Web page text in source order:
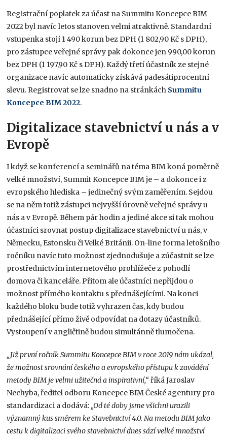
Registrační poplatek za účast na Summitu Koncepce BIM
2022 byl navíc letos stanoven velmi atraktivně. Standardní
vstupenka stojí 1 490 korun bez DPH (1 802,90 Kč s DPH),
pro zástupce veřejné správy pak dokonce jen 990,00 korun
bez DPH (1 197,90 Kč s DPH). Každý třetí účastník ze stejné
organizace navíc automaticky získává padesátiprocentní
slevu. Registrovat se lze snadno na stránkách Summitu
Koncepce BIM 2022.
Digitalizace stavebnictví u nás a v
Evropě
I když se konferencí a seminářů na téma BIM koná poměrně
velké množství, Summit Koncepce BIM je – a dokonce i z
evropského hlediska – jedinečný svým zaměřením. Sejdou
se na něm totiž zástupci nejvyšší úrovně veřejné správy u
nás a v Evropě. Během pár hodin a jediné akce si tak mohou
účastníci srovnat postup digitalizace stavebnictví u nás, v
Německu, Estonsku či Velké Británii. On-line forma letošního
ročníku navíc tuto možnost zjednodušuje a zúčastnit se lze
prostřednictvím internetového prohlížeče z pohodlí
domova či kanceláře. Přitom ale účastníci nepřijdou o
možnost přímého kontaktu s přednášejícími. Na konci
každého bloku bude totiž vyhrazen čas, kdy budou
přednášející přímo živě odpovídat na dotazy účastníků.
Vystoupení v angličtině budou simultánně tlumočena.
„Již první ročník Summitu Koncepce BIM v roce 2019 nám ukázal,
že možnost srovnání českého a evropského přístupu k zavádění
metody BIM je velmi užitečná a inspirativní,“říká Jaroslav
Nechyba, ředitel odboru Koncepce BIM České agentury pro
standardizaci a dodává: „Od té doby jsme všichni urazili
významný kus směrem ke Stavebnictví 4.0. Na metodu BIM jako
cestu k digitalizaci svého stavebnictví dnes sází velké množství